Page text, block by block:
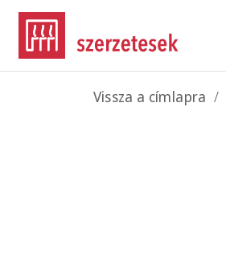
Ugrás a tartalomra
Morzsa
Vissza a címlapra